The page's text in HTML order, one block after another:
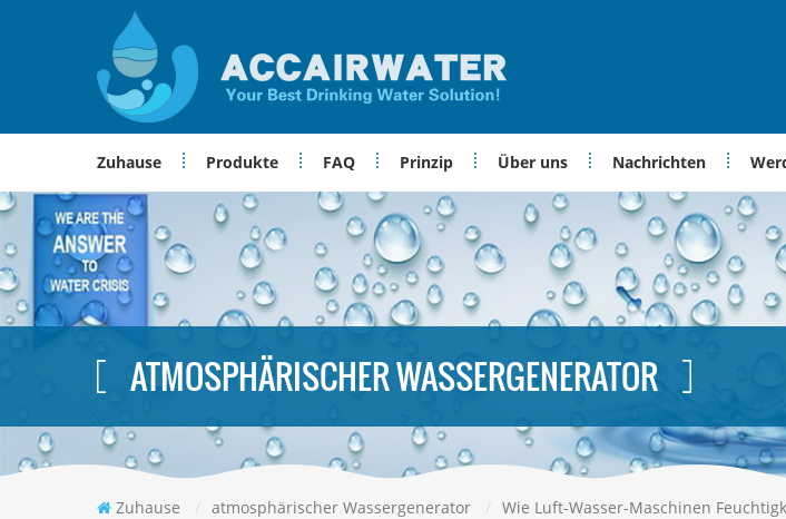
Zuhause Produkte FAQ Prinzip Über uns Nachrichten
ATMOSPHÄRISCHER WASSERGENERATOR
Zuhause / atmosphärischer Wassergenerator / Wie Luft-Wasser-Maschinen